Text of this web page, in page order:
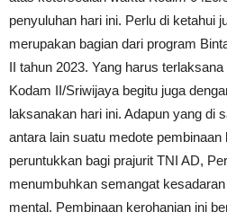
penyuluhan hari ini. Perlu di ketahui
merupakan bagian dari program
II tahun 2023. Yang harus
Kodam II/Sriwijaya begitu juga
laksanakan hari ini. Adapun yang di
antara lain suatu medote
peruntukkan bagi prajurit TNI AD,
menumbuhkan semangat
mental. Pembinaan kerohanian ini